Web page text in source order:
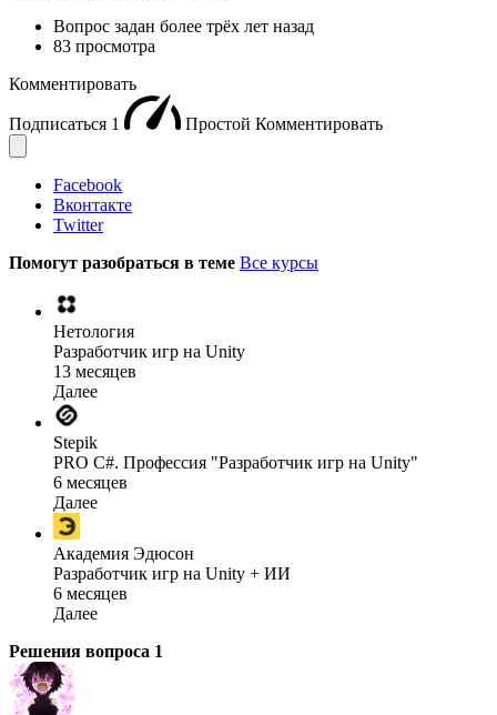
Вопрос задан более трёх лет назад
83 просмотра
Комментировать
Подписаться 1 Простой Комментировать
Facebook
Вконтакте
Twitter
Помогут разобраться в теме Все курсы
Нетология
Разработчик игр на Unity
13 месяцев
Далее
Stepik
PRO C#. Профессия "Разработчик игр на Unity"
6 месяцев
Далее
Академия Эдюсон
Разработчик игр на Unity + ИИ
6 месяцев
Далее
Решения вопроса 1